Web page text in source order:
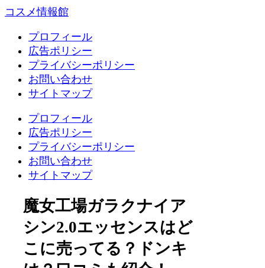
コスメ情報館
プロフィール
広告ポリシー
プライバシーポリシー
お問い合わせ
サイトマップ
プロフィール
広告ポリシー
プライバシーポリシー
お問い合わせ
サイトマップ
魔女工場ガラクナイア
シン2.0エッセンスはど
こに売ってる？ドンキ